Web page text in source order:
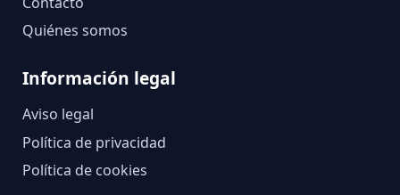
Quiénes somos
Información legal
Aviso legal
Política de privacidad
Política de cookies